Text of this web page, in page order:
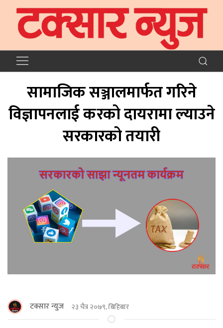
सामाजिक सञ्जालमार्फत गरिने
विज्ञापनलाई करको दायरामा ल्याउने
सरकारको तयारी
टक्सार न्युज २३ चैत्र २०७९, बिहिबार